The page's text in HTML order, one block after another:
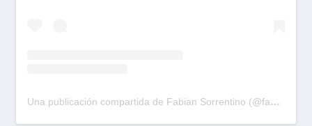
Una publicación compartida de Fabian Sorrentino (@fabiansonria)